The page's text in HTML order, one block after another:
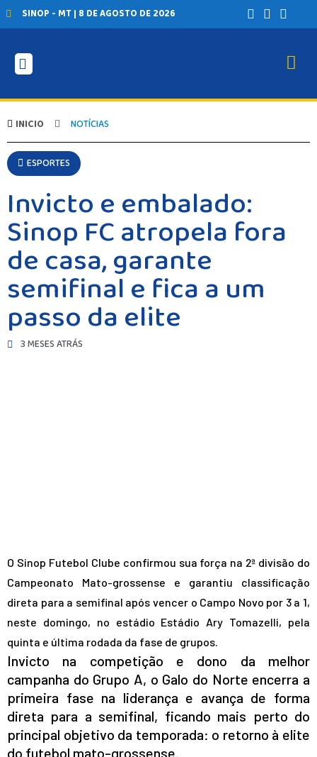
SINOP - MT | 8 DE AGOSTO DE 2026
INICIO NOTÍCIAS
ESPORTES
Invicto e embalado:
Sinop FC atropela fora
de casa, garante
semifinal e fica a um
passo da elite
3 MESES ATRÁS
O Sinop Futebol Clube confirmou sua força na 2ª divisão do
Campeonato Mato-grossense e garantiu classificação
direta para a semifinal após vencer o Campo Novo por 3 a 1,
neste domingo, no estádio Estádio Ary Tomazelli, pela
quinta e última rodada da fase de grupos.
Invicto na competição e dono da melhor
campanha do Grupo A, o Galo do Norte encerra a
primeira fase na liderança e avança de forma
direta para a semifinal, ficando mais perto do
principal objetivo da temporada: o retorno à elite
do futebol mato-grossense.